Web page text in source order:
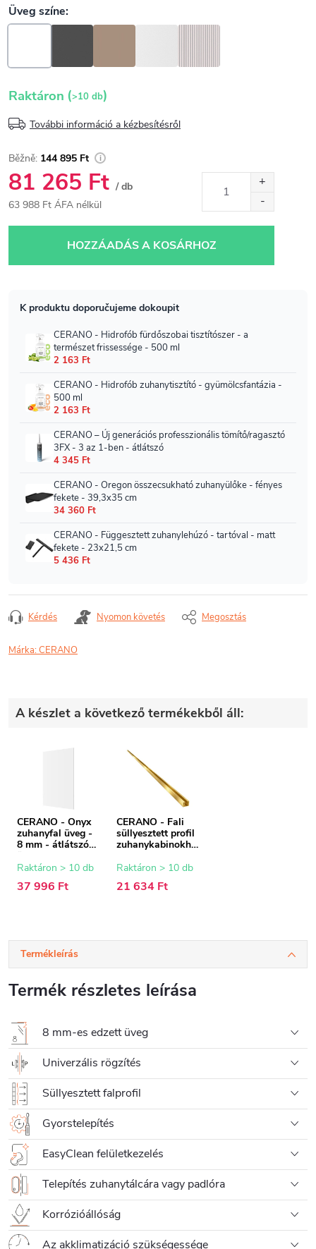
Raktáron (>10 db)
További információ a kézbesítésről
144 895 Ft
81 265 Ft / db
63 988 Ft ÁFA nélkül
HOZZÁADÁS A KOSÁRHOZ
Kérdés Nyomon követés Megosztás
Márka:CERANO
A készlet a következő termékekből áll:
CERANO - Onyx
zuhanyfal üveg -
8 mm - átlátszó
Raktáron > 10 db
37 996 Ft
CERANO - Fali
süllyesztett profil
zuhanykabinokho
200 cm
Raktáron > 10 db
21 634 Ft
Termékleírás
Termék részletes leírása
8 mm-es edzett üveg
Univerzális rögzítés
Süllyesztett falprofil
Gyorstelepítés
EasyClean felületkezelés
Telepítés zuhanytálcára vagy padlóra
Korrózióállóság
Az akklimatizáció szükségessége